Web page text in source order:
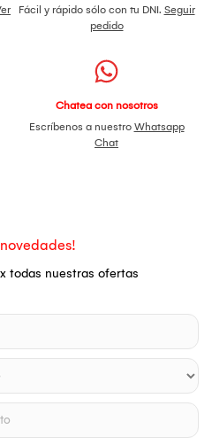
Fácil y rápido sólo con tu DNI. Seguir
pedido
Chatea con nosotros
Escríbenos a nuestro Whatsapp
Chat
todas nuestras ofertas